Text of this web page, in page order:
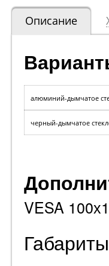
Описание
алюминий-дымчатое
черный-дымчатое
VESA